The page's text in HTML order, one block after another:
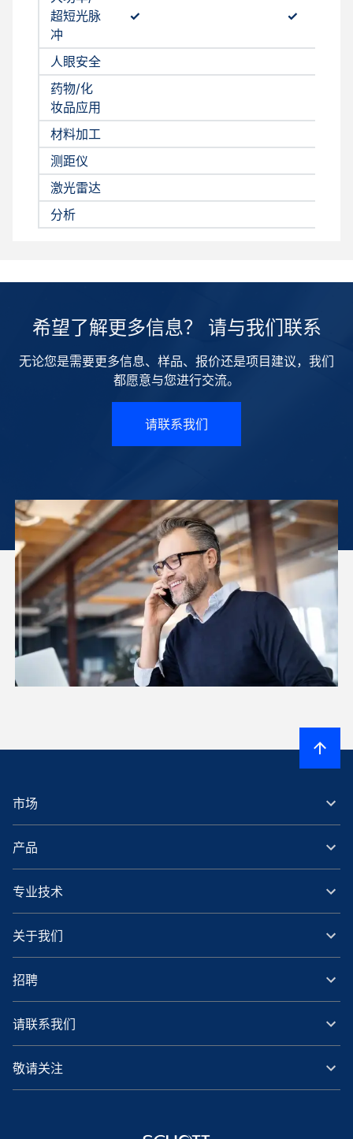
超短光脉
冲
✓ ✓
人眼安全
药物/化
妆品应用
材料加工
测距仪
激光雷达
分析
希望了解更多信息？ 请与我们联系
无论您是需要更多信息、样品、报价还是项目建议，我们
都愿意与您进行交流。
请联系我们
市场
产品
专业技术
关于我们
招聘
请联系我们
敬请关注